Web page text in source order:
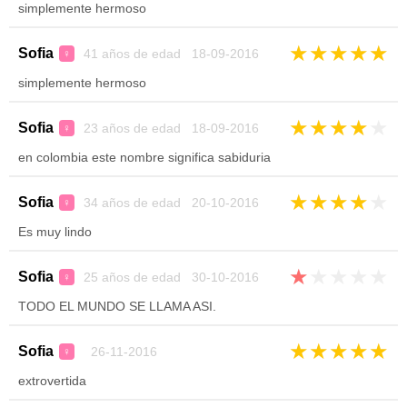
simplemente hermoso
Sofia ♀ 41 años de edad 18-09-2016 ★★★★★
simplemente hermoso
Sofia ♀ 23 años de edad 18-09-2016 ★★★★
en colombia este nombre significa sabiduria
Sofia ♀ 34 años de edad 20-10-2016 ★★★★
Es muy lindo
Sofia ♀ 25 años de edad 30-10-2016 ★
TODO EL MUNDO SE LLAMA ASI.
Sofia ♀ 26-11-2016 ★★★★★
extrovertida